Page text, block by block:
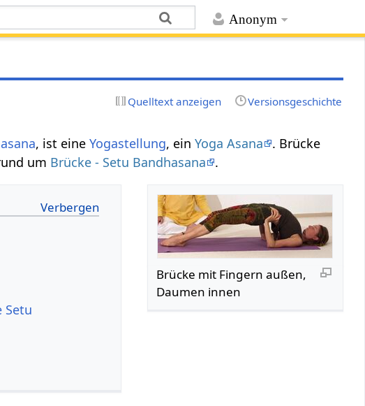
Anonym
Quelltext anzeigen Versionsgeschichte
, ist eineYogastellung, einYoga Asana
. Brücke
um Brücke - Setu Bandhasana .
Brücke mit Fingern außen,
Daumen innen
Setu